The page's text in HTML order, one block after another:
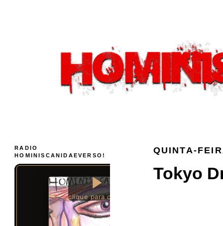
QUINTA-
Tokyo
RADIO
HOMINISCANIDAEVERSO!